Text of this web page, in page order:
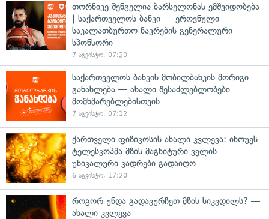
თორნიკე შენგელია ბარსელონას ემშვიდობება
| საქართველოს ბანკი — ეროვნული
საკალათბურთო ნაკრების გენერალური
სპონსორი
7 აგვისტო, 07:20
საქართველოს ბანკის მობილბანკის მორიგი
განახლება — ახალი შესაძლებლობები
მომხმარებლებისთვის
7 აგვისტო, 07:12
ქართველი ფიზიკოსის ახალი კვლევა: ინოუეს
ტელესკოპმა მზის მაგნიტური ველის
უნიკალური კადრები გადაიღო
6 აგვისტო, 17:20
როგორ უნდა გადავურჩეთ მზის სიკვდილს? —
ახალი კვლევა